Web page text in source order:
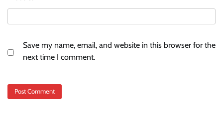
Save my name, email, and website in this browser for the
next time I comment.